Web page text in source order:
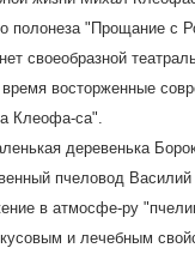
полонеза "Прощание
своеобразной
восторженные
Клеофа-са".
деревенька
пчеловод
в атмосфе-ру
и лечебным